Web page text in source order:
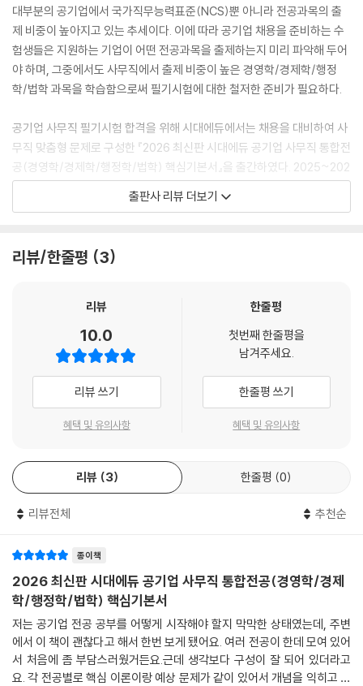
제2회 경제학 최종점검 모의고사
제3회 행정학 최종점검 모의고사
제4회 법학 최종점검 모의고사
● 정답 및 해설
PART 1 경영학
PART 2 경제학
PART 3 행정학
PART 5 최종점검 모의고사
대부분의 공기업에서 국가직무능력표준(NCS)뿐 아니라 전공과목의 출
제 비중이 높아지고 있는 추세이다. 이에 따라 공기업 채용을 준비하는 수
험생들은 지원하는 기업이 어떤 전공과목을 출제하는지 미리 파악해 두어
야 하며, 그중에서도 사무직에서 출제 비중이 높은 경영학/경제학/행정
학/법학 과목을 학습함으로써 필기시험에 대한 철저한 준비가 필요하다.
공기업 사무직 필기시험 합격을 위해 시대에듀에서는 채용을 대비하여 사
무직 맞춤형 문제로 구성한 『2026 최신판 시대에듀 공기업 사무직 통합전
공(경영학/경제학/행정학/법학) 핵심기본서』을 출간하였다. 2025~202
4년 주요 공기업 전공 기출복원문제를 수록하여 필기시험의 전반적인 유
형과 경향을 파악할 수 있도록 하였으며, 경영학·경제학·행정학·법학 핵심
수록하여 자신의 실력을 점검할 수 있도록 하였다.
출판사 리뷰 더보기
리뷰/한줄평 3
리뷰
10.0
리뷰 쓰기
혜택 및 유의사항
한줄평
첫번째 한줄평을
남겨주세요.
한줄평 쓰기
혜택 및 유의사항
리뷰 3 한줄평 0
리뷰전체 추천순
종이책
2026 최신판 시대에듀 공기업 사무직 통합전공(경영학/경제
학/행정학/법학) 핵심기본서
저는 공기업 전공 공부를 어떻게 시작해야 할지 막막한 상태였는데, 주변
에서 이 책이 괜찮다고 해서 한번 보게 됐어요. 여러 전공이 한데 모여 있어
서 처음에 좀 부담스러웠거든요.근데 생각보다 구성이 잘 되어 있더라고
요. 각 전공별로 핵심 이론이랑 예상 문제가 같이 있어서 개념을 익히고 바